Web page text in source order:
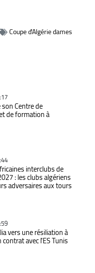
Coupe d'Algérie dames
son Centre de
de formation à
interclubs de
: les clubs algériens
adversaires aux tours
vers une résiliation à
avec l'ES Tunis